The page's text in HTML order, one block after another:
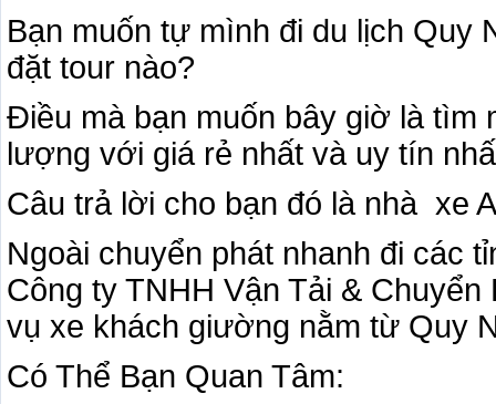
Bạn muốn tự mình đi du lịch Quy
đặt tour nào?
Điều mà bạn muốn bây giờ là
lượng với giá rẻ nhất và uy tín
Câu trả lời cho bạn đó là nhà xe
Ngoài chuyển phát nhanh đi các
Công ty TNHH Vận Tải &
vụ xe khách giường nằm từ Quy
Có Thể Bạn Quan Tâm: